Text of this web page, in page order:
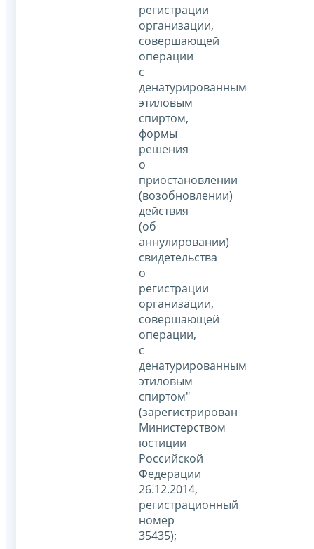
регистрации
организации,
совершающей
операции
с
денатурированным
этиловым
спиртом,
формы
решения
о
приостановлении
(возобновлении)
действия
(об
аннулировании)
свидетельства
о
регистрации
организации,
совершающей
операции,
с
денатурированным
этиловым
спиртом"
(зарегистрирован
Министерством
юстиции
Российской
Федерации
26.12.2014,
регистрационный
номер
35435);